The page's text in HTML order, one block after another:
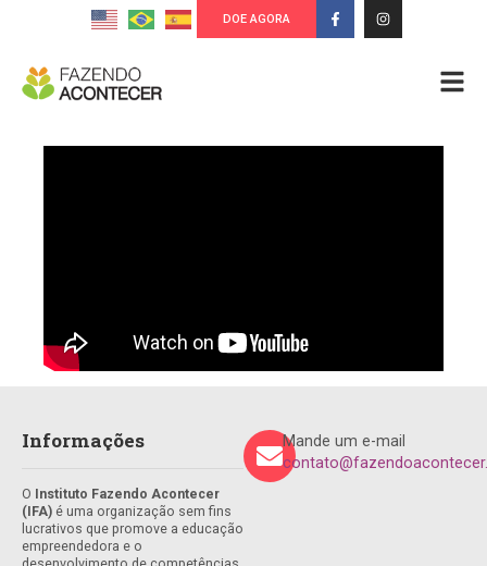
DOE AGORA
Informações
O
Instituto Fazendo Acontecer
(IFA) é uma organização sem fins
lucrativos que promove a educação
empreendedora e o
Mande um e-mail